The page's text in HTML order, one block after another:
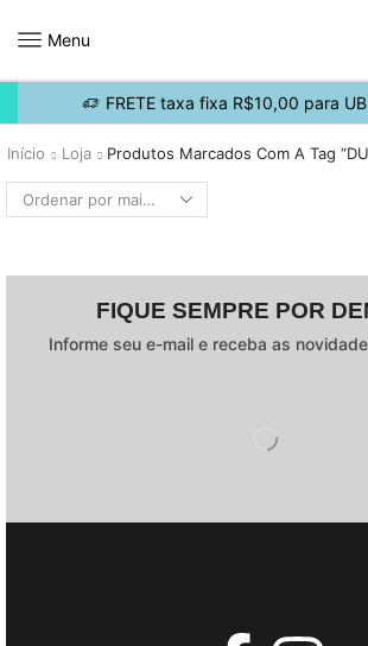
Menu
FRETE taxa fixa R$10,00 para
Início Loja Produtos Marcados Com A Tag
FIQUE SEMPRE POR
Informe seu e-mail e receba as